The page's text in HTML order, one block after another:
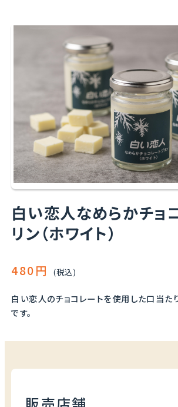
白い恋人なめらかチョ
リン（ホワイト）
480円 (税込)
白い恋人のチョコレートを使用した口当た
です。